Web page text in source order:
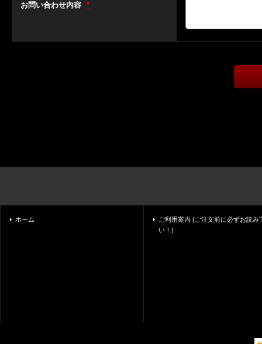
お問い合わせ内容 *
ホーム
ご利用案内 (ご注文前に必ずお読み
い！)